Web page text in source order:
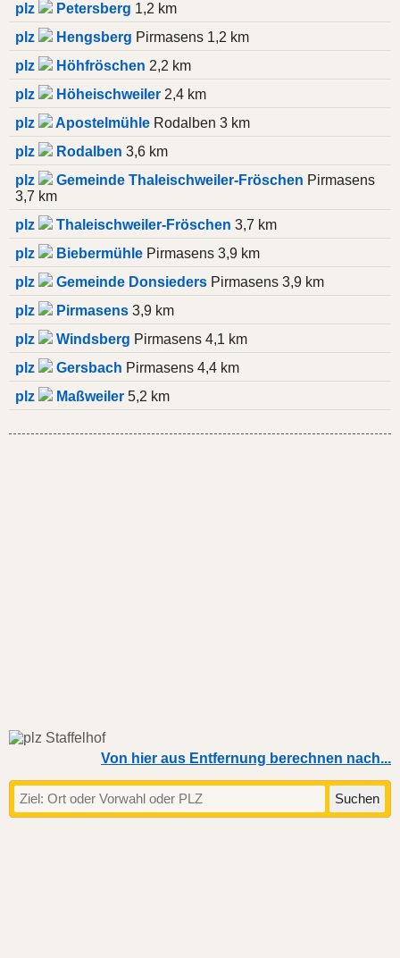
plz Petersberg 1,2 km
plz
Hengsberg Pirmasens 1,2 km
plz
Höhfröschen 2,2 km
plz
Höheischweiler 2,4 km
plz
Apostelmühle Rodalben 3 km
plz
Rodalben 3,6 km
plz
Gemeinde Thaleischweiler-Fröschen Pirmasens
3,7 km
plz
Thaleischweiler-Fröschen 3,7 km
plz
Biebermühle Pirmasens 3,9 km
plz
Gemeinde Donsieders Pirmasens 3,9 km
plz
Pirmasens 3,9 km
plz
Windsberg Pirmasens 4,1 km
plz
Gersbach Pirmasens 4,4 km
plz
Maßweiler 5,2 km
Von hier aus Entfernung berechnen nach...